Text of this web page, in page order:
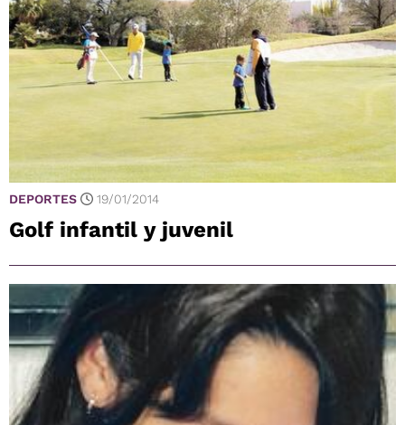
DEPORTES 19/01/2014
Golf infantil y juvenil